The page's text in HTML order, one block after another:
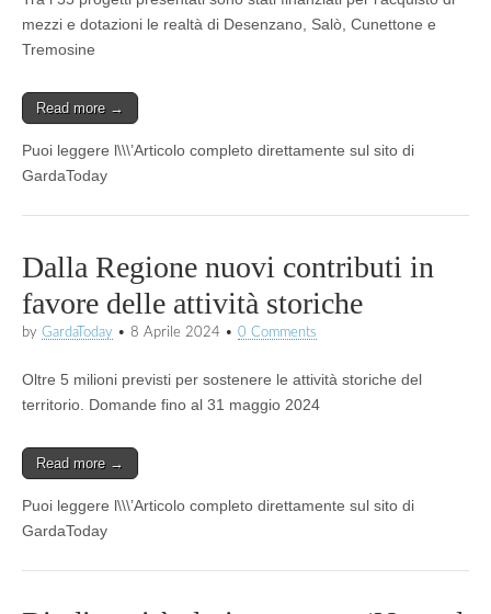
mezzi e dotazioni le realtà di Desenzano, Salò, Cunettone e
Tremosine
Read more →
Puoi leggere l\\\’Articolo completo direttamente sul sito di
GardaToday
Dalla Regione nuovi contributi in
favore delle attività storiche
by GardaToday • 8 Aprile 2024 • 0 Comments
Oltre 5 milioni previsti per sostenere le attività storiche del
territorio. Domande fino al 31 maggio 2024
Read more →
Puoi leggere l\\\’Articolo completo direttamente sul sito di
GardaToday